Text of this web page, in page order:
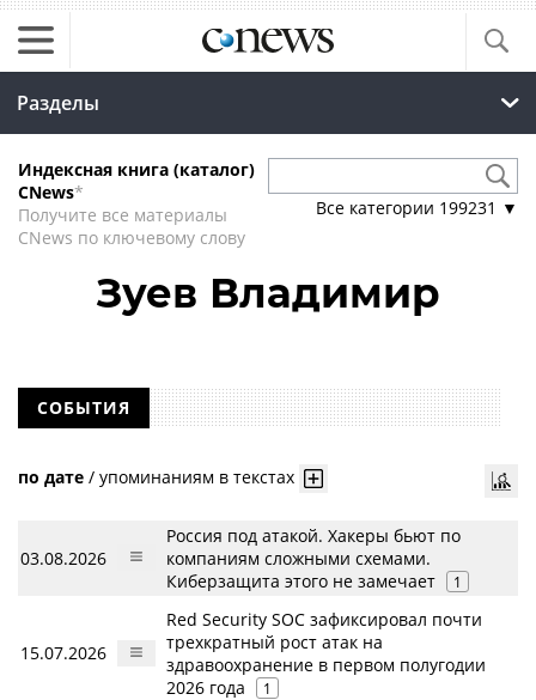
Разделы
Индексная книга (каталог)
CNews*
Получите все материалы
CNews по ключевому слову
Все категории 199231 ▼
Зуев Владимир
СОБЫТИЯ
по дате / упоминаниям в текстах
03.08.2026
Россия под атакой. Хакеры бьют по
компаниям сложными схемами.
Киберзащита этого не замечает
1
15.07.2026
Red Security SOC зафиксировал почти
трехкратный рост атак на
здравоохранение в первом полугодии
2026 года
1